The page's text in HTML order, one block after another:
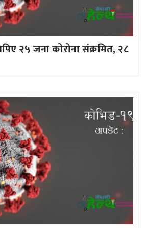
२५ जना कोरोना संक्रमित, २८